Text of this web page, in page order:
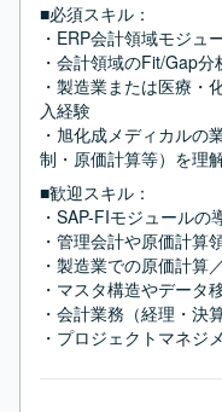
■必須スキル：
・ERP会計領域モジュ
・会計領域のFit/Gap
・製造業または医療・
入経験
・旭化成メディカルの
制・原価計算等）を理
■歓迎スキル：
・SAP-FIモジュールの
・管理会計や原価計算
・製造業での原価計算
・マスタ構造やデータ
・会計業務（経理・決
・プロジェクトマネジ